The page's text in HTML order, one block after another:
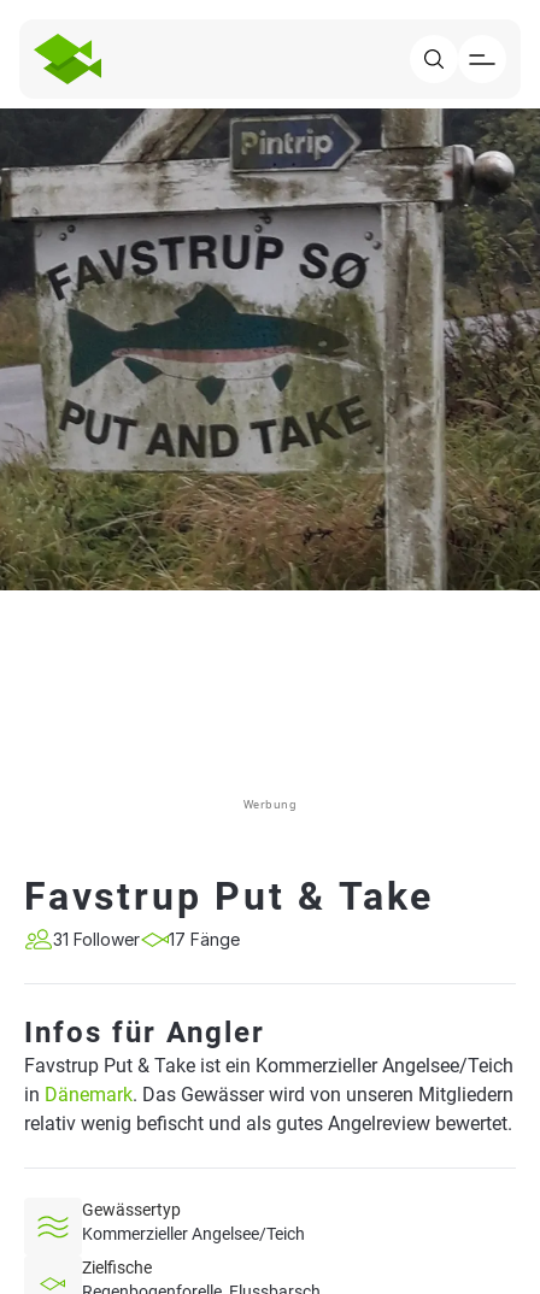
Werbung
Favstrup Put & Take
31 Follower 17 Fänge
Infos für Angler
Favstrup Put & Take ist ein Kommerzieller Angelsee/Teich
in Dänemark. Das Gewässer wird von unseren Mitgliedern
relativ wenig befischt und als gutes Angelreview bewertet.
Gewässertyp
Kommerzieller Angelsee/Teich
Zielfische